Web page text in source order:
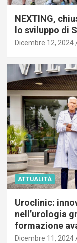
NEXTING,
lo sviluppo di
Dicembre 12, 2024
ATTUALITÀ
Uroclinic:
nell’urologia
formazione
Dicembre 11, 2024